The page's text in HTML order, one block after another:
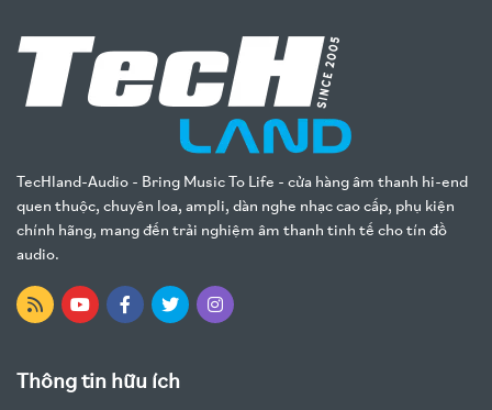
TecHland-Audio - Bring Music To Life - cửa hàng âm thanh hi-end
quen thuộc, chuyên loa, ampli, dàn nghe nhạc cao cấp, phụ kiện
chính hãng, mang đến trải nghiệm âm thanh tinh tế cho tín đồ
audio.
Thông tin hữu ích